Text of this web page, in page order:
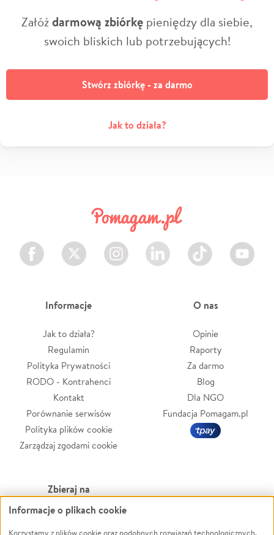
Załóżdarmową zbiórkę pieniędzy dla siebie,
swoich bliskich lub potrzebujących!
Stwórz zbiórkę - za darmo
Jak to działa?
Facebook Twitter Instagram LinkedIn TikTok Youtube
Informacje
Jak to działa?
Regulamin
Polityka Prywatności
RODO - Kontrahenci
Kontakt
Porównanie serwisów
Polityka plików cookie
Zarządzaj zgodami cookie
O nas
Opinie
Raporty
Za darmo
Blog
Dla NGO
Fundacja Pomagam.pl
Zbieraj na
Leczenie
Informacje o plikach cookie